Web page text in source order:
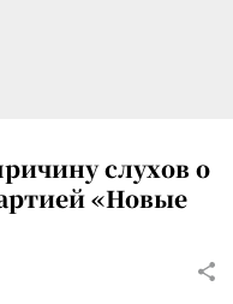
слухов о
«Новые